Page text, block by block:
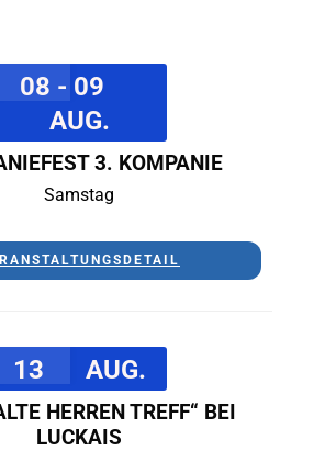
08 - 09
AUG.
3. KOMPANIE
Samstag
13 AUG.
HERREN TREFF“ BEI
LUCKAIS